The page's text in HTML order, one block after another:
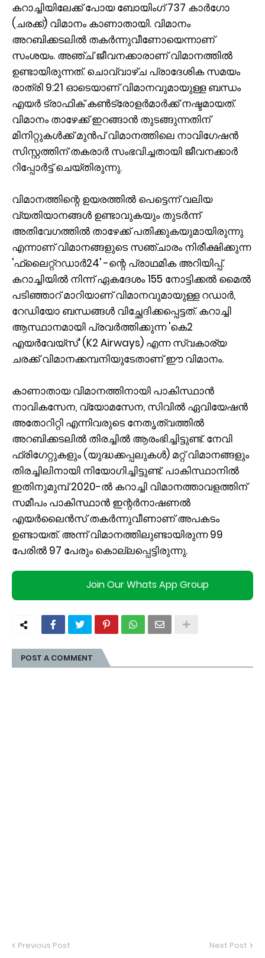
കറാച്ചിയിലേക്ക് പോയ ബോയിംഗ് 737 കാർഗോ
(ചരക്ക്) വിമാനം കാണാതായി. വിമാനം
അറബിക്കടലിൽ തകർന്നുവീണോയെന്നാണ്
സംശയം. അഞ്ച് ജീവനക്കാരാണ് വിമാനത്തിൽ
ഉണ്ടായിരുന്നത്. ചൊവ്വാഴ്ച പ്രാദേശിക സമയം
രാത്രി 9:21 ഓടെയാണ് വിമാനവുമായുള്ള ബന്ധം
എയർ ട്രാഫിക് കൺട്രോളർമാർക്ക് നഷ്ടമായത്.
വിമാനം താഴേക്ക് ഇറങ്ങാൻ തുടങ്ങുന്നതിന്
മിനിറ്റുകൾക്ക് മുൻപ് വിമാനത്തിലെ നാവിഗേഷൻ
സിസ്റ്റത്തിന് തകരാർ സംഭവിച്ചതായി ജീവനക്കാർ
റിപ്പോർട്ട് ചെയ്തിരുന്നു.
വിമാനത്തിന്റെ ഉയരത്തിൽ പെട്ടെന്ന് വലിയ
വ്യതിയാനങ്ങൾ ഉണ്ടാവുകയും തുടർന്ന്
അതിവേഗത്തിൽ താഴേക്ക് പതിക്കുകയുമായിരുന്നു
എന്നാണ് വിമാനങ്ങളുടെ സഞ്ചാരം നിരീക്ഷിക്കുന്ന
'ഫ്ലൈറ്റ്‌റഡാർ24' -ന്റെ പ്രാഥമിക അറിയിപ്പ്.
കറാച്ചിയിൽ നിന്ന് ഏകദേശം 155 നോട്ടിക്കൽ മൈൽ
പടിഞ്ഞാറ് മാറിയാണ് വിമാനവുമായുള്ള റഡാർ,
റേഡിയോ ബന്ധങ്ങൾ വിച്ഛേദിക്കപ്പെട്ടത്. കറാച്ചി
ആസ്ഥാനമായി പ്രവർത്തിക്കുന്ന 'കെ2
എയർവേയ്‌സ്' (K2 Airways) എന്ന സ്വകാര്യ
ചരക്ക് വിമാനക്കമ്പനിയുടേതാണ് ഈ വിമാനം.
കാണാതായ വിമാനത്തിനായി പാകിസ്ഥാൻ
നാവികസേന, വ്യോമസേന, സിവിൽ ഏവിയേഷൻ
അതോറിറ്റി എന്നിവരുടെ നേതൃത്വത്തിൽ
അറബിക്കടലിൽ തിരച്ചിൽ ആരംഭിച്ചിട്ടുണ്ട്. നേവി
ഫ്രിഗേറ്റുകളും (യുദ്ധക്കപ്പലുകൾ) മറ്റ് വിമാനങ്ങളും
തിരച്ചിലിനായി നിയോഗിച്ചിട്ടുണ്ട്. പാകിസ്ഥാനിൽ
ഇതിനുമുമ്പ് 2020-ൽ കറാച്ചി വിമാനത്താവളത്തിന്
സമീപം പാകിസ്ഥാൻ ഇന്റർനാഷണൽ
എയർലൈൻസ് തകർന്നുവീണാണ് അപകടം
ഉണ്ടായത്. അന്ന് വിമാനത്തിലുണ്ടായിരുന്ന 99
പേരിൽ 97 പേരും കൊല്ലപ്പെട്ടിരുന്നു.
Join Our Whats App Group
POST A COMMENT
Previous Post Next Post